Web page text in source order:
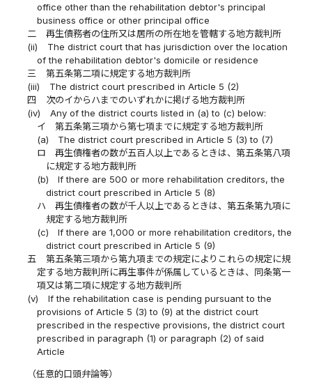
office other than the rehabilitation debtor's principal
business office or other principal office
二
再生債務者の住所又は居所の所在地を管轄する地方裁判所
(ii)
The district court that has jurisdiction over the location
of the rehabilitation debtor's domicile or residence
三
第五条第二項に規定する地方裁判所
(iii)
The district court prescribed in Article 5 (2)
四
次のイからハまでのいずれかに掲げる地方裁判所
(iv)
Any of the district courts listed in (a) to (c) below:
イ
第五条第三項から第七項までに規定する地方裁判所
(a)
The district court prescribed in Article 5 (3) to (7)
ロ
再生債権者の数が五百人以上であるときは、第五条第八項
に規定する地方裁判所
(b)
If there are 500 or more rehabilitation creditors, the
district court prescribed in Article 5 (8)
ハ
再生債権者の数が千人以上であるときは、第五条第九項に
規定する地方裁判所
(c)
If there are 1,000 or more rehabilitation creditors, the
district court prescribed in Article 5 (9)
五
第五条第三項から第九項までの規定によりこれらの規定に規
定する地方裁判所に再生事件が係属しているときは、同条第一
項又は第二項に規定する地方裁判所
(v)
If the rehabilitation case is pending pursuant to the
provisions of Article 5 (3) to (9) at the district court
prescribed in the respective provisions, the district court
prescribed in paragraph (1) or paragraph (2) of said
Article
（任意的口頭弁論等）